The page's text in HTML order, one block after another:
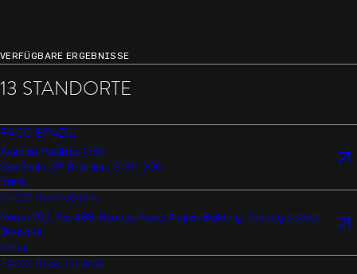
VERFÜGBARE ERGEBNISSE
13 STANDORTE
FACC BRAZIL
Avenida Paulista, 1765
São Paulo, SP, Brasilien, 01311-200
Brazil
FACC SHANGHAI
Room 707, No. 488, Raohua Road, Xinjian Building, Pudong district
Shanghai
China
FACC BRATISLAVA